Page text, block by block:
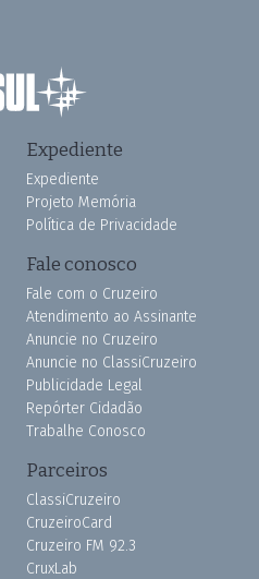
Expediente
Expediente
Projeto Memória
Política de Privacidade
Fale conosco
Fale com o Cruzeiro
Atendimento ao Assinante
Anuncie no Cruzeiro
Anuncie no ClassiCruzeiro
Publicidade Legal
Repórter Cidadão
Trabalhe Conosco
Parceiros
ClassiCruzeiro
CruzeiroCard
Cruzeiro FM 92.3
CruxLab